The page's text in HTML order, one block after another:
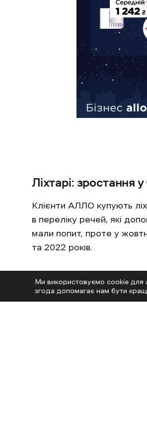
Ліхтарі: зростання
Клієнти АЛЛО купують
в переліку речей, які
мали попит, проте у
та 2022 років.
Середній чек на
1242 гривень.
Ми використовуємо cookie для
згода допомагає нам бути